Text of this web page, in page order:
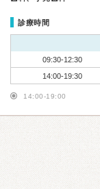
診療時間
09:30-12:30
14:00-19:30
14:00-19:00